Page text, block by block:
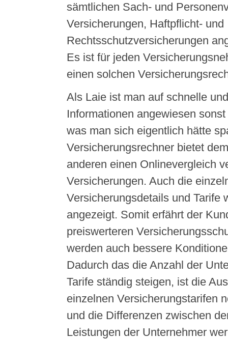
sämtlichen Sach- und
Versicherungen, Haftpflicht- und
Rechtsschutzversicherungen
Es ist für jeden
einen solchen
Als Laie ist man auf schnelle
Informationen angewiesen
was man sich eigentlich hätte
Versicherungsrechner bietet
anderen einen Onlinevergleich
Versicherungen. Auch die
Versicherungsdetails und Tarife
angezeigt. Somit erfährt der
preiswerteren
werden auch bessere
Dadurch das die Anzahl der
Tarife ständig steigen, ist die
einzelnen Versicherungstarifen
und die Differenzen zwischen
Leistungen der Unternehmer